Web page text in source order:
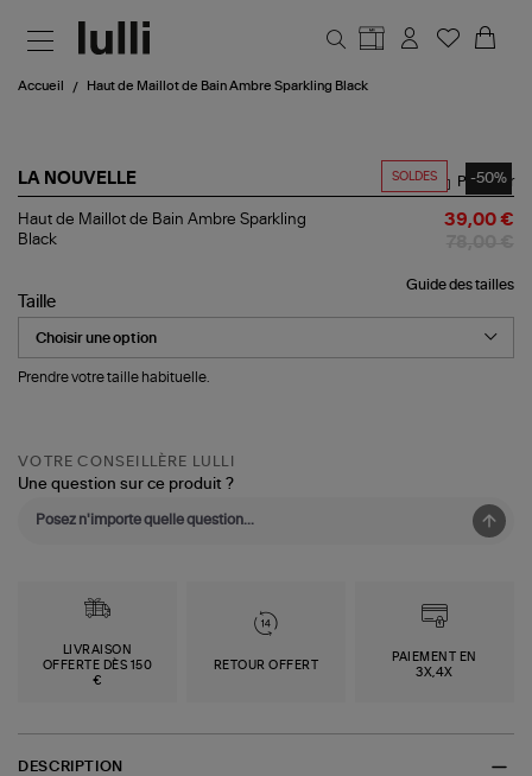
Accueil Haut de Maillot de Bain Ambre Sparkling Black
SOLDES -50%
LA NOUVELLE
Haut
de
Bain
Ambre
Sparkling
Black
Partager
Haut de Maillot de Bain Ambre Sparkling
Black
39,00 €
Guide des tailles
Taille
Prendre votre taille habituelle.
VOTRE CONSEILLÈRE LULLI
Une question sur ce produit ?
LIVRAISON
OFFERTE DÈS 150
€
RETOUR OFFERT
PAIEMENT EN
3X,4X
DESCRIPTION